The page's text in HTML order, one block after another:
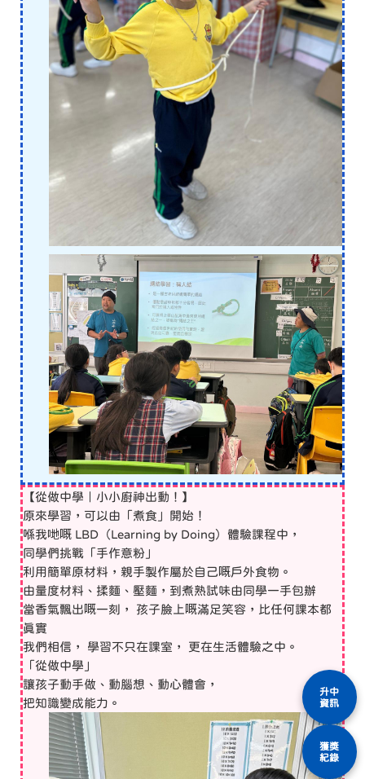
【從做中學｜小小廚神出動！】
原來學習，可以由「煮食」開始！
喺我哋嘅 LBD（Learning by Doing）體驗課程中，
同學們挑戰「手作意粉」
利用簡單原材料，親手製作屬於自己嘅戶外食物。
由量度材料、揉麵、壓麵，到煮熟試味由同學一手包辦
當香氣飄出嘅一刻， 孩子臉上嘅滿足笑容，比任何課本都
真實
我們相信， 學習不只在課室， 更在生活體驗之中。
「從做中學」
讓孩子動手做、動腦想、動心體會，
把知識變成能力。
升中
資訊
獲獎
紀錄